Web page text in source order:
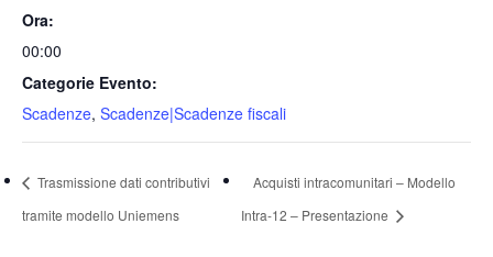
Ora:
00:00
Categorie Evento:
Scadenze, Scadenze|Scadenze fiscali
Trasmissione dati contributivi
tramite modello Uniemens
Acquisti intracomunitari – Modello
Intra-12 – Presentazione